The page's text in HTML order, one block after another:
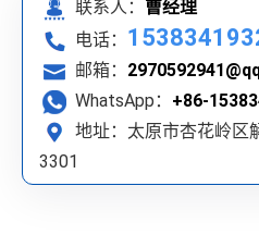
联系人： 曹经理
电话：
邮箱：
WhatsApp： +86-
地址：太原市杏花岭区
3301